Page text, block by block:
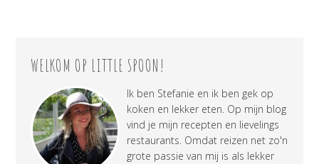
WELKOM OP LITTLE SPOON!
Ik ben Stefanie en ik ben gek op
koken en lekker eten. Op mijn blog
vind je mijn recepten en lievelings
restaurants. Omdat reizen net zo'n
grote passie van mij is als lekker